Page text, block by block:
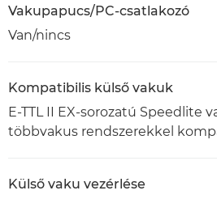
Vakupapucs/PC-csatlakozó
Van/nincs
Kompatibilis külső vakuk
E-TTL II EX-sorozatú Speedlite
többvakus rendszerekkel
Külső vaku vezérlése